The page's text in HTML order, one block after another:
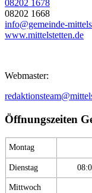
08202 1678
08202 1668
info@gemeinde-
www.mittelstetten.de
Webmaster:
Öffnungszeiten
Montag
Dienstag
Mittwoch